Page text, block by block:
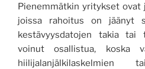
Pienemmätkin yritykset ovat
joissa rahoitus on jäänyt
kestävyysdatojen takia tai
voinut osallistua, koska
hiilijalanjälkilaskelmien